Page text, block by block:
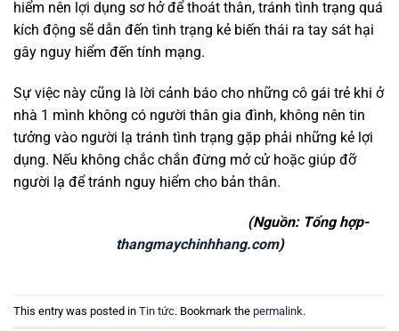
hiểm nên lợi dụng sơ hở để thoát thân, tránh tình trạng quá
kích động sẽ dẫn đến tình trạng kẻ biến thái ra tay sát hại
gây nguy hiểm đến tính mạng.
Sự việc này cũng là lời cảnh báo cho những cô gái trẻ khi ở
nhà 1 mình không có người thân gia đình, không nên tin
tưởng vào người lạ tránh tình trạng gặp phải những kẻ lợi
dụng. Nếu không chắc chắn đừng mở cử hoặc giúp đỡ
người lạ để tránh nguy hiểm cho bản thân.
(Nguồn: Tổng hợp-
thangmaychinhhang.com)
This entry was posted in Tin tức. Bookmark the permalink.